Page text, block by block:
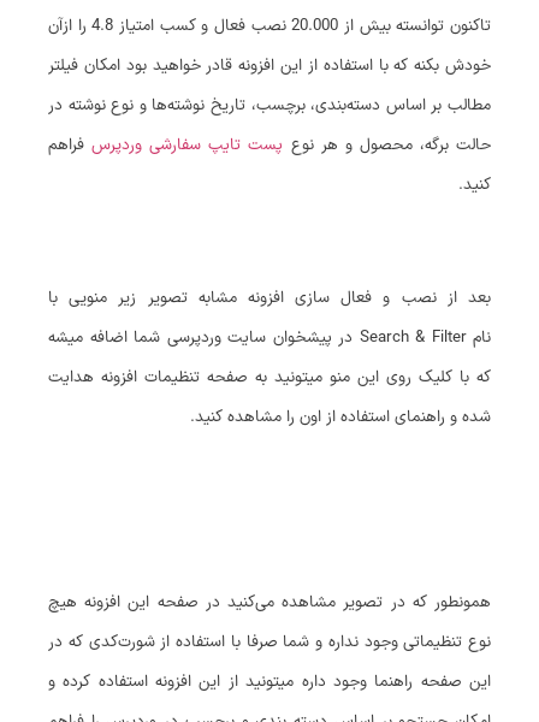
تاکنون توانسته بیش از 20.000 نصب فعال و کسب امتیاز 4.8 را ازآن
خودش بکنه که با استفاده از این افزونه قادر خواهید بود امکان فیلتر
مطالب بر اساس دسته‌بندی، برچسب، تاریخ نوشته‌ها و نوع نوشته در
حالت برگه، محصول و هر نوع پست تایپ سفارشی وردپرسفراهم
کنید.
بعد از نصب و فعال سازی افزونه مشابه تصویر زیر منویی با
نام Search & Filter در پیشخوان سایت وردپرسی شما اضافه میشه
که با کلیک روی این منو میتونید به صفحه تنظیمات افزونه هدایت
شده و راهنمای استفاده از اون را مشاهده کنید.
همونطور که در تصویر مشاهده می‌کنید در صفحه این افزونه هیچ
نوع تنظیماتی وجود نداره و شما صرفا با استفاده از شورت‌کدی که در
این صفحه راهنما وجود داره میتونید از این افزونه استفاده کرده و